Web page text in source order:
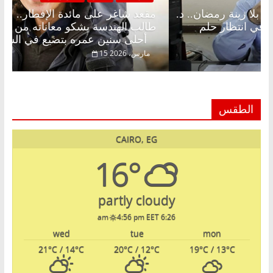
مقعد
طالب
أحلى سنين عمره بتضيع في السجن
15 مارس، 2026
شاغر على الإفطار وبلكونة بلا زينة رمضان.. د.
فاروق خبير اقتصادي في انتظار حلم
الطقس
CAIRO, EG
16°
partly cloudy
6:26 am
4:56 pm EET
mon
tue
wed
19°C/ 13°C
20°C / 12°C
21°C / 14°C